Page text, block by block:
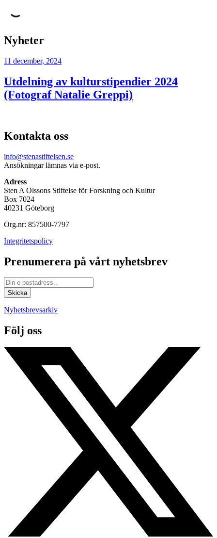
Nyheter
11 december, 2024
Utdelning av kulturstipendier 2024
(Fotograf Natalie Greppi)
Kontakta oss
info@stenastiftelsen.se
Ansökningar lämnas via e-post.
Adress
Sten A Olssons Stiftelse för Forskning och Kultur
Box 7024
40231 Göteborg
Org.nr: 857500-7797
Integritetspolicy
Prenumerera på vårt nyhetsbrev
Nyhetsbrevsarkiv
Följ oss